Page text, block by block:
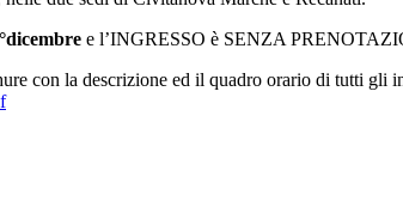
e l’INGRESSO è SENZA
con la descrizione ed il quadro orario di tutti gli